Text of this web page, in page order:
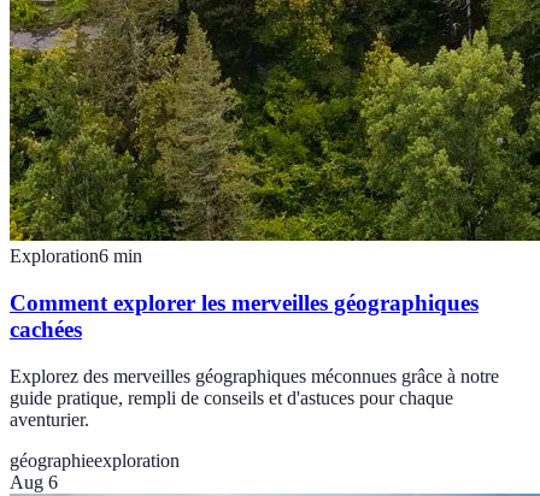
Exploration6 min
Comment explorer les merveilles géographiques
cachées
Explorez des merveilles géographiques méconnues grâce à notre
guide pratique, rempli de conseils et d'astuces pour chaque
aventurier.
géographieexploration
Aug 6